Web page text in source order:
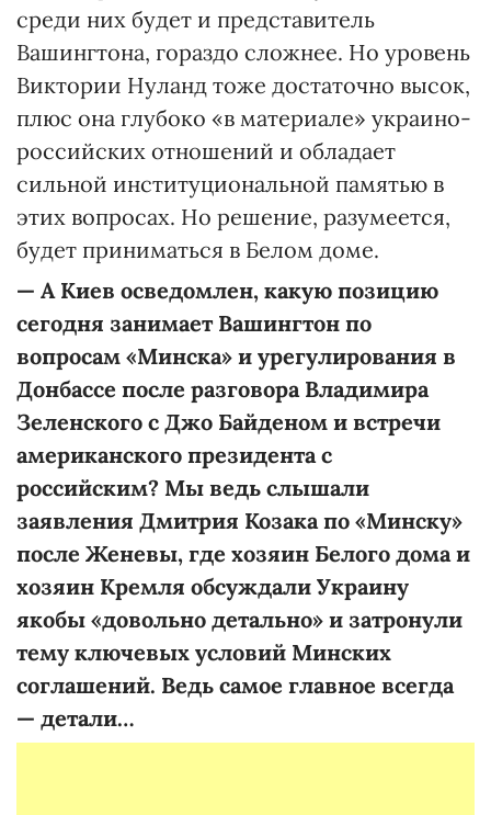
среди них будет и представитель
Вашингтона, гораздо сложнее. Но уровень
Виктории Нуланд тоже достаточно высок,
плюс она глубоко «в материале» украино-
российских отношений и обладает
сильной институциональной памятью в
этих вопросах. Но решение, разумеется,
будет приниматься в Белом доме.
— А Киев осведомлен, какую позицию
сегодня занимает Вашингтон по
вопросам «Минска» и урегулирования в
Донбассе после разговора Владимира
Зеленского с Джо Байденом и встречи
американского президента с
российским? Мы ведь слышали
заявления Дмитрия Козака по «Минску»
после Женевы, где хозяин Белого дома и
хозяин Кремля обсуждали Украину
якобы «довольно детально» и затронули
тему ключевых условий Минских
соглашений. Ведь самое главное всегда
— детали…